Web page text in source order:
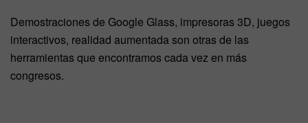
Demostraciones de Google Glass, impresoras 3D, juegos
interactivos, realidad aumentada son otras de las
herramientas que encontramos cada vez en más
congresos.